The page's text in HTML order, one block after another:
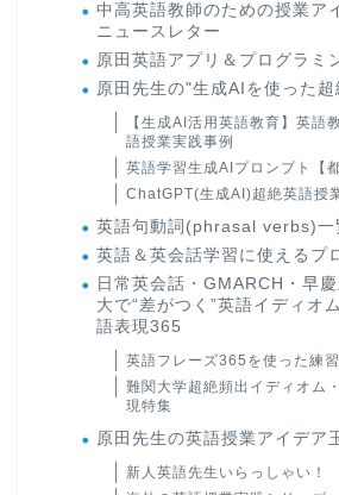
中高英語教師のための授業ア
ニュースレター
原田英語アプリ＆プログラミ
原田先生の"生成AIを使った超
【生成AI活用英語教育】英語
語授業実践事例
英語学習生成AIプロンプト【
ChatGPT(生成AI)超絶英語授
英語句動詞(phrasal verbs)一
英語＆英会話学習に使えるプ
日常英会話・GMARCH・早
大で“差がつく”英語イディオ
語表現365
英語フレーズ365を使った練
難関大学超絶頻出イディオム
現特集
原田先生の英語授業アイデア
新人英語先生いらっしゃい！